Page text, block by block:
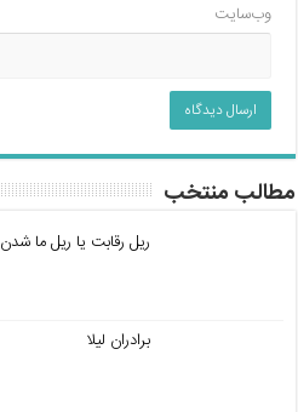
وب‌سایت
مطالب منتخب
ریل رقابت یا ریل ما شدن
برادران لیلا